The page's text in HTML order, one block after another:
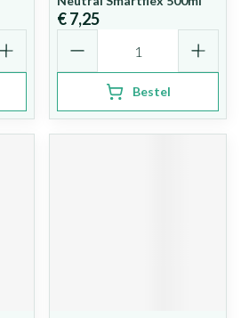
€ 7,25
Bestel